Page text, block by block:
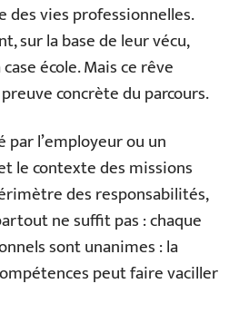
des vies professionnelles.
sur la base de leur vécu,
école. Mais ce rêve
concrète du parcours.
l’employeur ou un
le contexte des missions
des responsabilités,
ne suffit pas : chaque
sont unanimes : la
peut faire vaciller